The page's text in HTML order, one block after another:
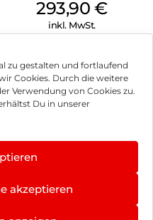
zu gestalten und fortlaufend
Cookies. Durch die weitere
Verwendung von Cookies zu.
Du in unserer
akzeptieren
iPad 10.9″ (10.Gen.)
Weiß
293,90€
inkl. MwSt.